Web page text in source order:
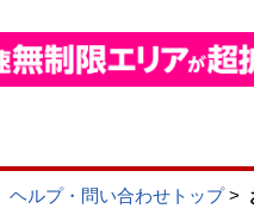
ヘルプ・問い合わせトップ>